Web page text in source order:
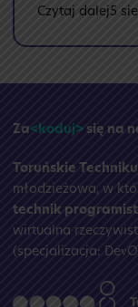
Czytaj dalej:5
Za<koduj> się na
Toruńskie
młodzieżowa, w
technik
wirtualna
(specjalizacja: